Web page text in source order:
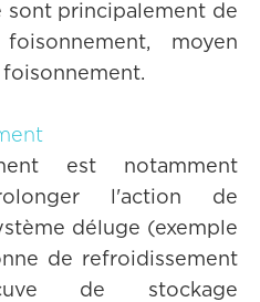
sont principalement de
moyen
est notamment
l'action de
déluge (exemple
de refroidissement
de stockage